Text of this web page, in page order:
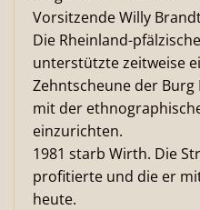
Vorsitzende Willy
Die Rheinland-
unterstützte zeitweise
Zehntscheune der
mit der
einzurichten.
1981 starb Wirth. Die
profitierte und die er
heute.